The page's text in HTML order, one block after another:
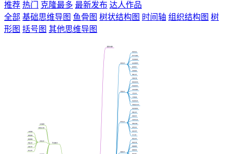
推荐 热门 克隆最多 最新发布 达人作品
全部 基础思维导图 鱼骨图 树状结构图 时间轴 组织结构图 树
形图 括号图 其他思维导图